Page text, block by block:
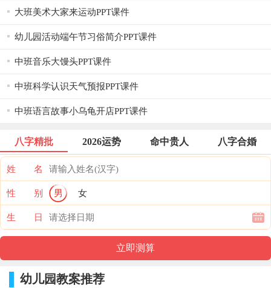
大班美术大家来运动PPT课件
幼儿园活动端午节习俗简介PPT课件
中班音乐大馒头PPT课件
中班科学认识天气预报PPT课件
中班语言故事小乌龟开店PPT课件
八字精批 2026运势 命中贵人 八字合婚
姓 名
性 别 男 女
生 日
幼儿园教案推荐